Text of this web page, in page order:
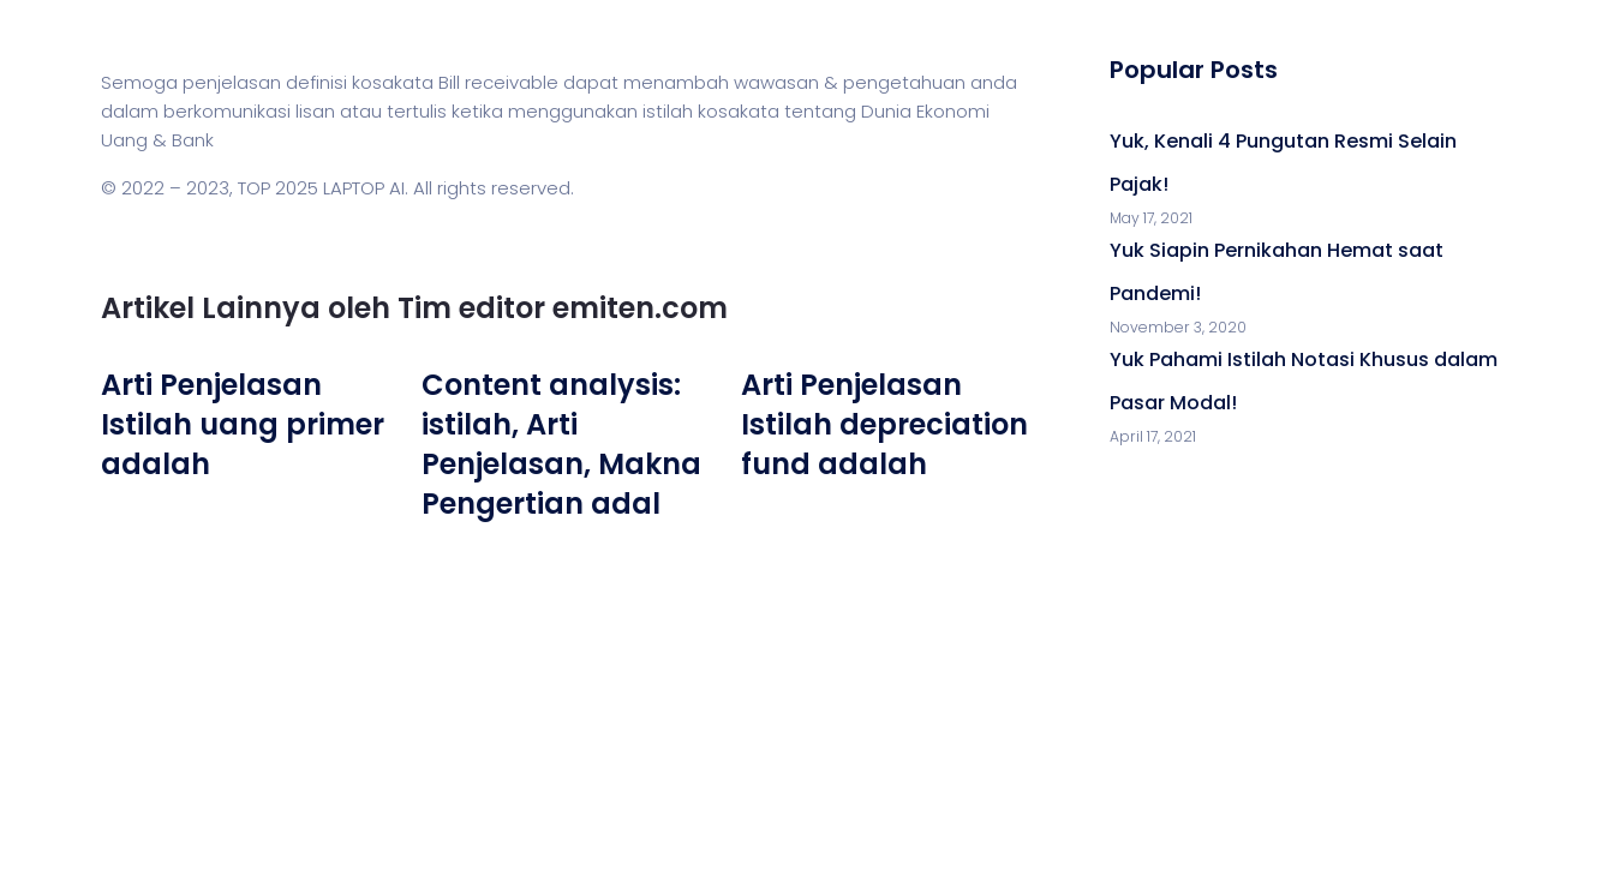
Semoga penjelasan definisi kosakata Bill receivable dapat menambah wawasan & pengetahuan anda
dalam berkomunikasi lisan atau tertulis ketika menggunakan istilah kosakata tentang Dunia Ekonomi
Uang & Bank
© 2022 – 2023, TOP 2025 LAPTOP AI. All rights reserved.
Artikel Lainnya oleh Tim editor emiten.com
Arti Penjelasan
Istilah uang primer
adalah
Content analysis:
istilah, Arti
Penjelasan, Makna
Pengertian adal
Arti Penjelasan
Istilah depreciation
fund adalah
Popular Posts
Yuk, Kenali 4 Pungutan Resmi Selain
Pajak!
May 17, 2021
Yuk Siapin Pernikahan Hemat saat
Pandemi!
November 3, 2020
Yuk Pahami Istilah Notasi Khusus dalam
Pasar Modal!
April 17, 2021